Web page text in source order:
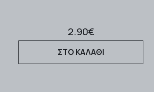
2.90€
ΣΤΟ ΚΑΛΑΘΙ